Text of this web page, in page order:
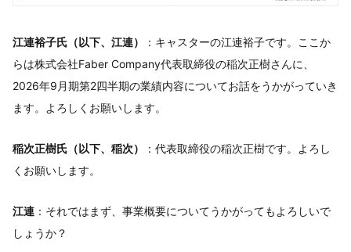
江連裕子氏（以下、江連）
：キャスターの江連裕子です。ここか
らは株式会社Faber Company代表取締役の稲次正樹さんに、
2026年9月期第2四半期の業績内容についてお話をうかがっていき
ます。よろしくお願いします。
稲次正樹氏（以下、稲次）
：代表取締役の稲次正樹です。よろし
くお願いします。
江連 ：それではまず、事業概要についてうかがってもよろしいで
しょうか？